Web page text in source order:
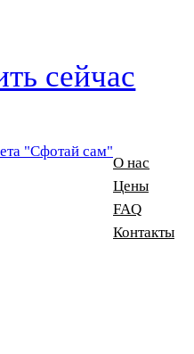
сейчас
О нас
Цены
FAQ
Контакты